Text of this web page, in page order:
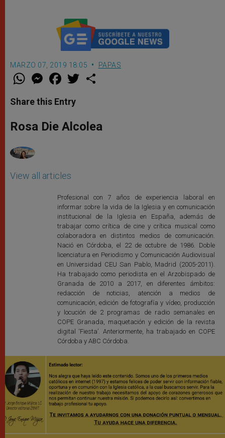
MARZO 07, 2019 18:05 PAPAS
W
t
s
p
p
M
e
s
e
g
e
F
a
e
b
o
k
w
r
Share this Entry
Rosa Die Alcolea
View all articles
Profesional con 7 años de experiencia laboral en
informar sobre la vida de la Iglesia y en comunicación
institucional de la Iglesia en España, además de
trabajar como crítica de cine y crítica musical como
colaboradora en distintos medios de comunicación.
Nació en Córdoba, el 22 de octubre de 1986. Doble
licenciatura en Periodismo y Comunicación Audiovisual
en Universidad CEU San Pablo, Madrid (2005-2011).
Ha trabajado como periodista en el Arzobispado de
Granada de 2010 a 2017, en diferentes ámbitos:
redacción de noticias, atención a medios de
comunicación, edición de fotografía y vídeo, producción
y locución de 2 programas de radio semanales en
COPE Granada, maquetación y edición de la revista
digital ‘Fiesta’. Anteriormente, ha trabajado en COPE
Córdoba y ABC Córdoba.